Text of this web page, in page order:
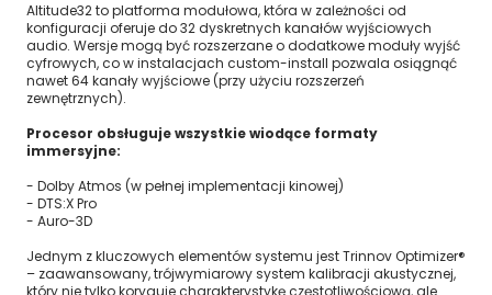
Altitude32 to platforma modułowa, która w zależności od
konfiguracji oferuje do 32 dyskretnych kanałów wyjściowych
audio. Wersje mogą być rozszerzane o dodatkowe moduły wyjść
cyfrowych, co w instalacjach custom-install pozwala osiągnąć
nawet 64 kanały wyjściowe (przy użyciu rozszerzeń
zewnętrznych).
Procesor obsługuje wszystkie wiodące formaty
immersyjne:
- Dolby Atmos (w pełnej implementacji kinowej)
- DTS:X Pro
- Auro-3D
Jednym z kluczowych elementów systemu jest Trinnov Optimizer®
– zaawansowany, trójwymiarowy system kalibracji akustycznej,